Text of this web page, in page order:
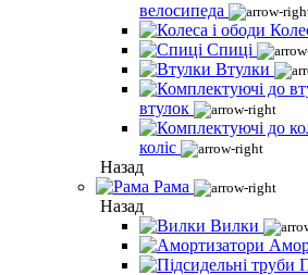
велосипеда
Спиці
Втулки
втулок
коліс
Назад
Рама
Назад
Вилки